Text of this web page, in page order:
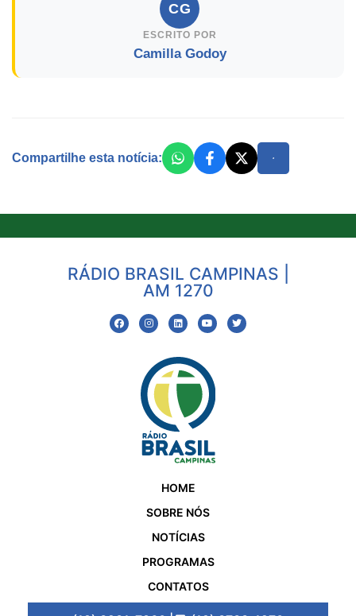
CG
ESCRITO POR
Camilla Godoy
Compartilhe esta notícia:
RÁDIO BRASIL CAMPINAS |
AM 1270
HOME
SOBRE NÓS
NOTÍCIAS
PROGRAMAS
CONTATOS